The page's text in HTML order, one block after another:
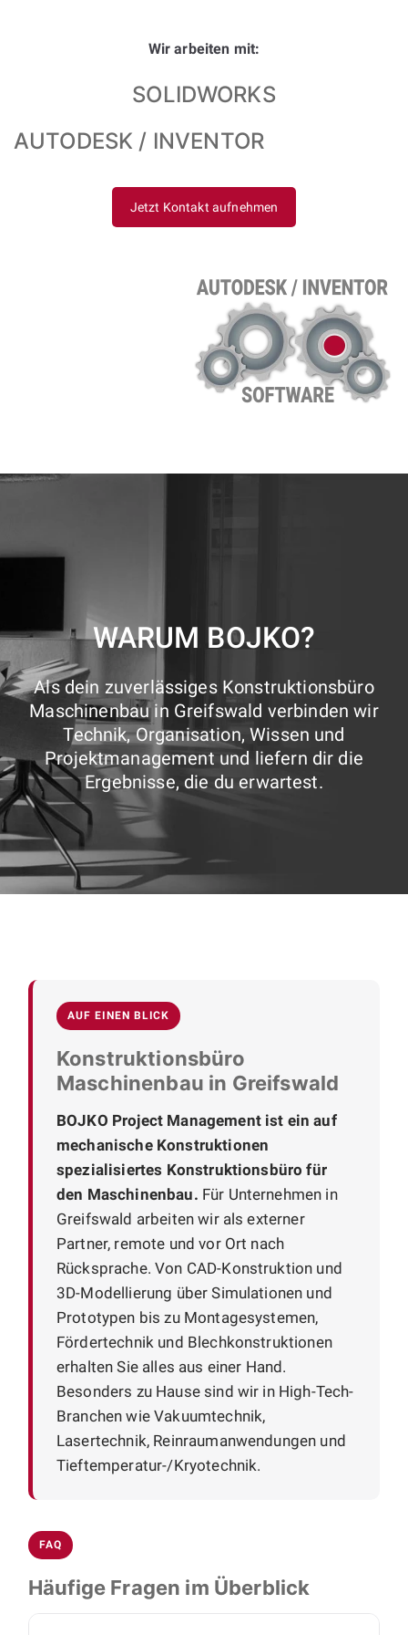
Wir arbeiten mit:
SOLIDWORKS
AUTODESK / INVENTOR
Jetzt Kontakt aufnehmen
WARUM BOJKO?
Als dein zuverlässiges Konstruktionsbüro
Maschinenbau in Greifswald verbinden wir
Technik, Organisation, Wissen und
Projektmanagement und liefern dir die
Ergebnisse, die du erwartest.
AUF EINEN BLICK
Konstruktionsbüro
Maschinenbau in Greifswald
BOJKO Project Management ist ein auf
mechanische Konstruktionen
spezialisiertes Konstruktionsbüro für
den Maschinenbau. Für Unternehmen in
Greifswald arbeiten wir als externer
Partner, remote und vor Ort nach
Rücksprache. Von CAD-Konstruktion und
3D-Modellierung über Simulationen und
Prototypen bis zu Montagesystemen,
Fördertechnik und Blechkonstruktionen
erhalten Sie alles aus einer Hand.
Besonders zu Hause sind wir in High-Tech-
Branchen wie Vakuumtechnik,
Lasertechnik, Reinraumanwendungen und
Tieftemperatur-/Kryotechnik.
FAQ
Häufige Fragen im Überblick